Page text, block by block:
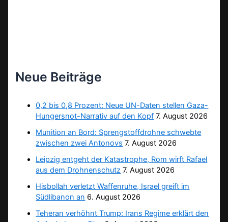
Neue Beiträge
0,2 bis 0,8 Prozent: Neue UN-Daten stellen Gaza-
Hungersnot-Narrativ auf den Kopf 7. August 2026
Munition an Bord: Sprengstoffdrohne schwebte
zwischen zwei Antonovs 7. August 2026
Leipzig entgeht der Katastrophe, Rom wirft Rafael
aus dem Drohnenschutz 7. August 2026
Hisbollah verletzt Waffenruhe, Israel greift im
Südlibanon an 6. August 2026
Teheran verhöhnt Trump: Irans Regime erklärt den